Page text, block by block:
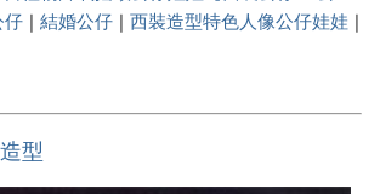
仔 | 結婚公仔 | 西裝造型特色人像公仔娃娃 |
型